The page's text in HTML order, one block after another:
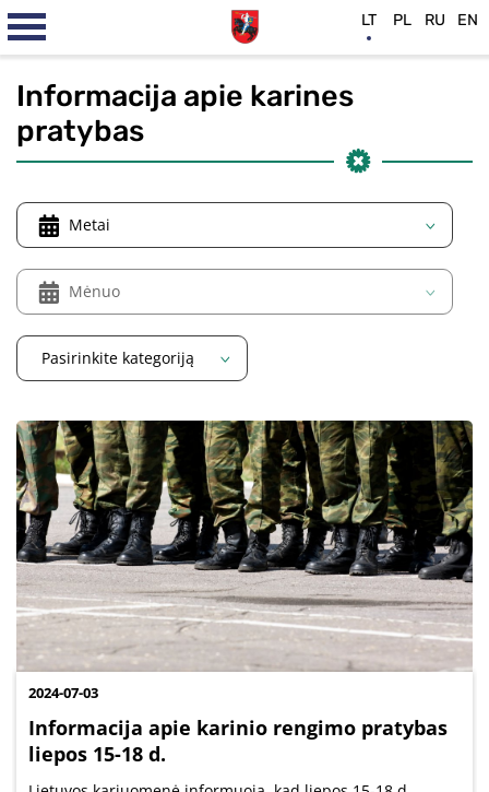
Informacija apie karines
pratybas
Metai
Mėnuo
Pasirinkite kategoriją
2024-07-03
Informacija apie karinio rengimo pratybas
liepos 15-18 d.
LT PL RU EN